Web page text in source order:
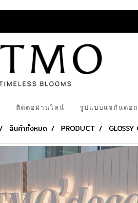
ติดต่อผ่านไลน์ รูปแบบแจกันดอ
สินค้าทั้งหมด PRODUCT